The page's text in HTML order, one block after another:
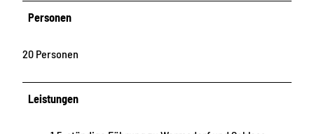
Personen
20 Personen
Leistungen